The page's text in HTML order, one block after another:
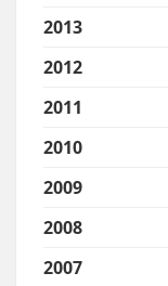
2013
2012
2011
2010
2009
2008
2007